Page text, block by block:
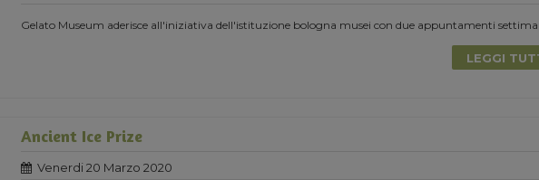
Gelato Museum aderisce all'iniziativa dell'istituzione bologna musei con due appuntamenti
LEGGI
Ancient Ice Prize
Venerdi 20 Marzo 2020